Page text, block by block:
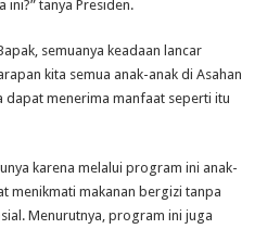
ini?” tanya Presiden.
semuanya keadaan lancar
kita semua anak-anak di Asahan
dapat menerima manfaat seperti itu
karena melalui program ini anak-
menikmati makanan bergizi tanpa
Menurutnya, program ini juga